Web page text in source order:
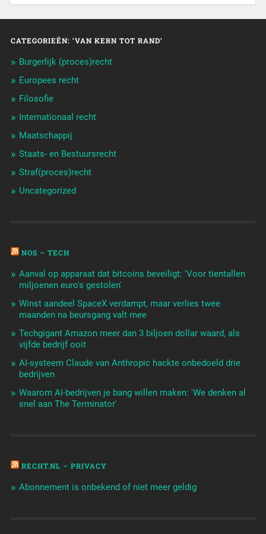
CATEGORIEËN: ‘VAN KERN TOT RAND’
Burgerlijk (proces)recht
Europees recht
Filosofie
Internationaal recht
Maatschappij
Staats- en Bestuursrecht
Straf(proces)recht
Uncategorized
NOS – TECH
Aanval op apparaat dat bitcoins beveiligt: 'Voor tientallen
miljoenen euro's gestolen'
Winst aandeel SpaceX verdampt, maar verlies twee
maanden na beursgang valt mee
Techgigant Amazon meer dan 3 biljoen dollar waard, als
vijfde bedrijf ooit
AI-systeem Claude van Anthropic hackte onbedoeld drie
bedrijven
Waarom AI-bedrijven je bang willen maken: 'We denken al
snel aan The Terminator'
RECHT.NL – PRIVACY
Abonnement is onbekend of niet meer geldig